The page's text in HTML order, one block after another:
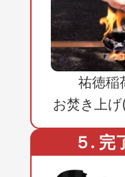
祐徳稲
お焚き上
５. 完